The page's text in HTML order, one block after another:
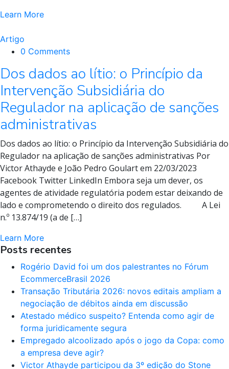
Learn More
Artigo
0 Comments
Dos dados ao lítio: o Princípio da
Intervenção Subsidiária do
Regulador na aplicação de sanções
administrativas
Dos dados ao lítio: o Princípio da Intervenção Subsidiária do
Regulador na aplicação de sanções administrativas Por
Victor Athayde e João Pedro Goulart em 22/03/2023
Facebook Twitter LinkedIn Embora seja um dever, os
agentes de atividade regulatória podem estar deixando de
lado e comprometendo o direito dos regulados. A Lei
n.º 13.874/19 (a de […]
Learn More
Posts recentes
Rogério David foi um dos palestrantes no Fórum
EcommerceBrasil 2026
Transação Tributária 2026: novos editais ampliam a
negociação de débitos ainda em discussão
Atestado médico suspeito? Entenda como agir de
forma juridicamente segura
Empregado alcoolizado após o jogo da Copa: como
a empresa deve agir?
Victor Athayde participou da 3º edição do Stone